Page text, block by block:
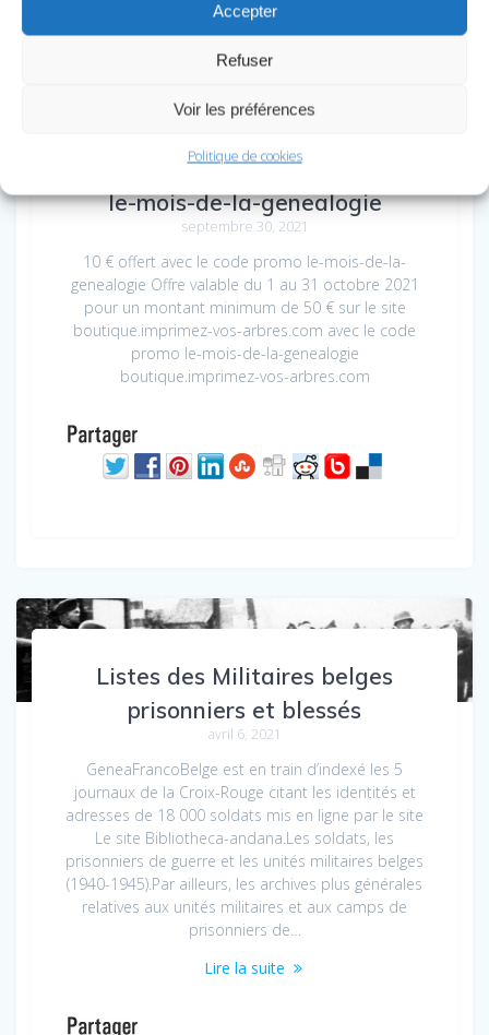
Accepter
Refuser
Voir les préférences
Politique de cookies
10 € offert avec le code promo
le-mois-de-la-genealogie
septembre 30, 2021
10 € offert avec le code promo le-mois-de-la-
genealogie Offre valable du 1 au 31 octobre 2021
pour un montant minimum de 50 € sur le site
boutique.imprimez-vos-arbres.com avec le code
promo le-mois-de-la-genealogie
boutique.imprimez-vos-arbres.com
Listes des Militaires belges
prisonniers et blessés
avril 6, 2021
GeneaFrancoBelge est en train d’indexé les 5
journaux de la Croix-Rouge citant les identités et
adresses de 18 000 soldats mis en ligne par le site
Le site Bibliotheca-andana.Les soldats, les
prisonniers de guerre et les unités militaires belges
(1940-1945).Par ailleurs, les archives plus générales
relatives aux unités militaires et aux camps de
prisonniers de…
Lire la suite